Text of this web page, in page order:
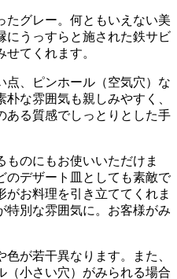
たグレー。何ともいえない美
にうっすらと施された鉄サビ
てくれます。
点、ピンホール（空気穴）な
な雰囲気も親しみやすく、
ある質感でしっとりとした手
のにもお使いいただけま
のデザート皿としても素敵で
お料理を引き立ててくれま
特別な雰囲気に。お客様がみ
が若干異なります。また、
（小さい穴）がみられる場合